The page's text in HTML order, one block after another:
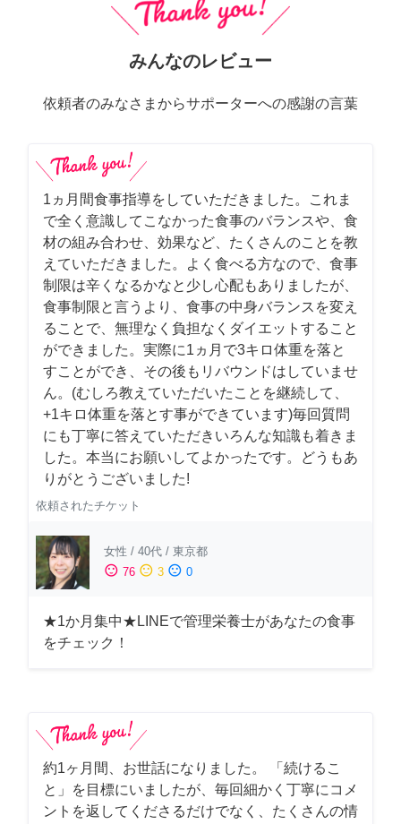
みんなのレビュー
依頼者のみなさまからサポーターへの感謝の言葉
1ヵ月間食事指導をしていただきました。これま
で全く意識してこなかった食事のバランスや、食
材の組み合わせ、効果など、たくさんのことを教
えていただきました。よく食べる方なので、食事
制限は辛くなるかなと少し心配もありましたが、
食事制限と言うより、食事の中身バランスを変え
ることで、無理なく負担なくダイエットすること
ができました。実際に1ヵ月で3キロ体重を落と
すことができ、その後もリバウンドはしていませ
ん。(むしろ教えていただいたことを継続して、
+1キロ体重を落とす事ができています)毎回質問
にも丁寧に答えていただきいろんな知識も着きま
した。本当にお願いしてよかったです。どうもあ
りがとうございました!
依頼されたチケット
女性 / 40代 / 東京都
sentiment_satisfied 76 sentiment_neutral 3 sentiment_dissatisfied 0
★1か月集中★LINEで管理栄養士があなたの食事
をチェック！
約1ヶ月間、お世話になりました。 「続けるこ
と」を目標にいましたが、毎回細かく丁寧にコメ
ントを返してくださるだけでなく、たくさんの情